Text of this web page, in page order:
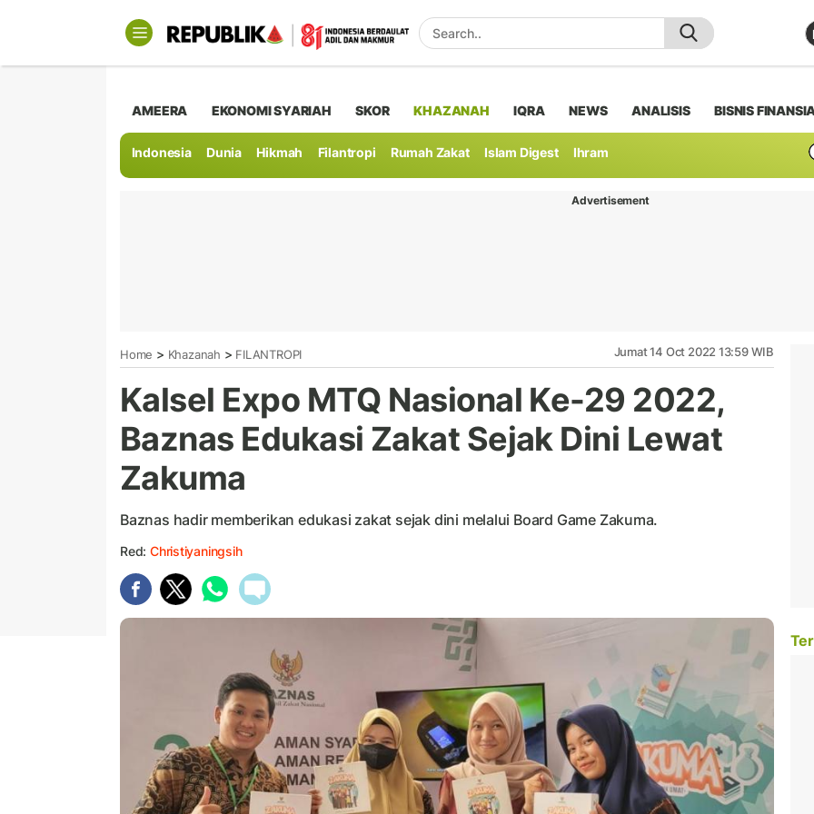
AMEERA EKONOMI SYARIAH SKOR KHAZANAH IQRA NEWS ANALISIS BISNIS
Indonesia Dunia Hikmah Filantropi Rumah Zakat Islam Digest Ihram
Advertisement
Home > Khazanah > FILANTROPI Jumat 14 Oct 2022 13:59 WIB
Kalsel Expo MTQ Nasional Ke-29 2022,
Baznas Edukasi Zakat Sejak Dini Lewat
Zakuma
Baznas hadir memberikan edukasi zakat sejak dini melalui Board Game Zakuma.
Red: Christiyaningsih